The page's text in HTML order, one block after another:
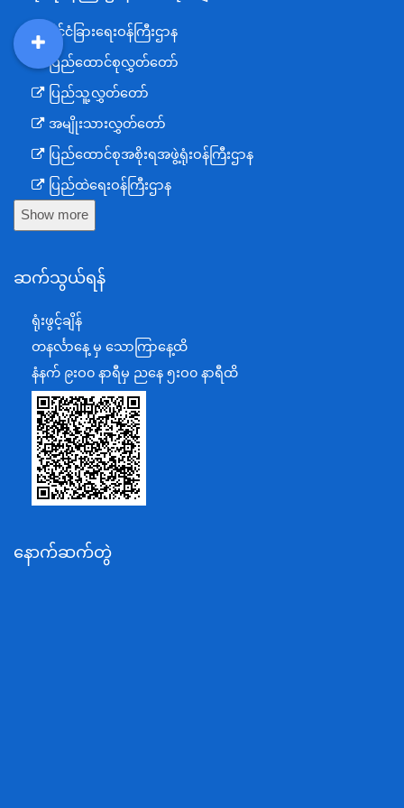
နိုင်ငံခြားရေးဝန်ကြီးဌာန
ပြည်ထောင်စုလွှတ်တော်
ပြည်သူ့လွှတ်တော်
အမျိုးသားလွှတ်တော်
ပြည်ထောင်စုအစိုးရအဖွဲ့ရုံးဝန်ကြီးဌာန
ပြည်ထဲရေးဝန်ကြီးဌာန
ကာကွယ်ရေးဝန်ကြီးဌာန
စီမံကိန်း၊ဘဏ္ဍာရေးနှင့်စက်မှုဝန်ကြီးဌာန
ရင်းနှီးမြှုပ်နှံမှုနှင့် နိုင်ငံခြားစီးပွားဆက်သွယ်ရေးဝန်ကြီးဌာန
အပြည်ပြည်ဆိုင်ရာပူးပေါင်းဆောင်ရွက်ရေးဝန်ကြီးဌာန
ပြန်ကြားရေးဝန်ကြီးဌာန
သာသနာရေးနှင့် ယဉ်ကျေးမှုဝန်ကြီးဌာန
စိုက်ပျိုးရေး၊မွေးမြူရေးနှင့်ဆည်မြောင်းဝန်ကြီးဌာန
ပို့ဆောင်ရေးနှင့်ဆက်သွယ်ရေးဝန်ကြီးဌာန
သယံဇာတနှင့်ပတ်ဝန်းကျင်ထိန်းသိမ်းရေးဝန်ကြီးဌာန
အလုပ်သမား၊လူဝင်မှုကြီးကြပ်ရေးနှင့်ပြည်သူ့အင်အား
Show more
ဆက်သွယ်ရန်
ရုံးဖွင့်ချိန်
တနင်္လာနေ့ မှ သောကြာနေ့ထိ
နံနက် ၉းဝ၀ နာရီမှ ညနေ ၅းဝ၀ နာရီထိ
နောက်ဆက်တွဲ